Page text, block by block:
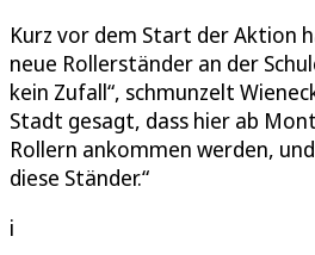
Kurz vor dem Start der Aktion
neue Rollerständer an der
kein Zufall“, schmunzelt
Stadt gesagt, dass hier ab
Rollern ankommen werden,
diese Ständer.“
i